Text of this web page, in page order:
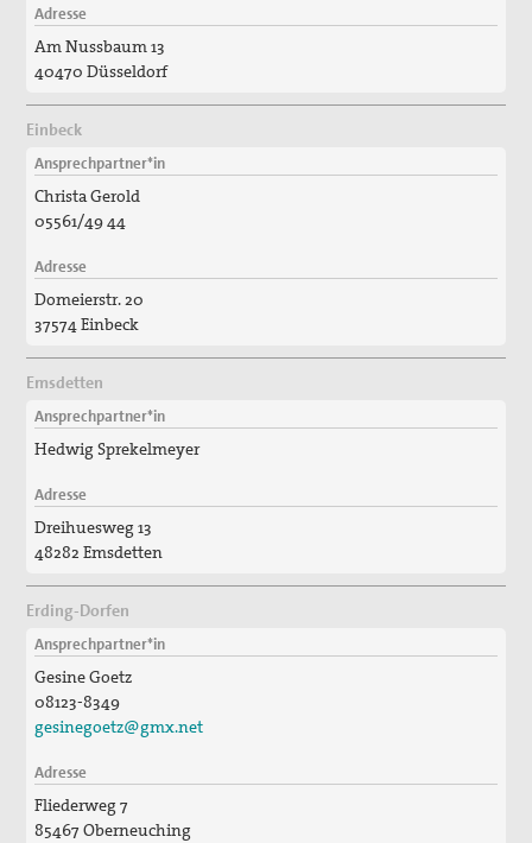
Adresse
Am Nussbaum 13
40470 Düsseldorf
Einbeck
Ansprechpartner*in
Christa Gerold
05561/49 44
Adresse
Domeierstr. 20
37574 Einbeck
Emsdetten
Ansprechpartner*in
Hedwig Sprekelmeyer
Adresse
Dreihuesweg 13
48282 Emsdetten
Erding-Dorfen
Ansprechpartner*in
Gesine Goetz
08123-8349
gesinegoetz@gmx.net
Adresse
Fliederweg 7
85467 Oberneuching